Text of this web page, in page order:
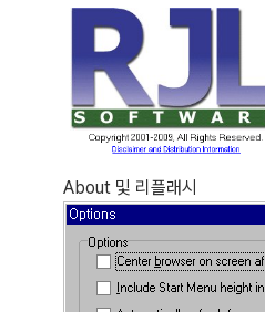
About 및 리플래시